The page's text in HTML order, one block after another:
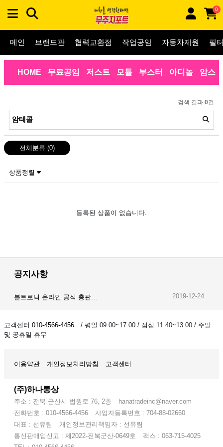
0
메인 브랜드관 협력교환점 작업공임 자동차제원 필
HOME 무료공임 저스트 모튤 부스터 아디놀 암스
검색 결과 0건
전체분류(0)
상품정렬
등록된 상품이 없습니다.
공지사항
암스오일 온라인 공식 총판… 2019-12-28
볼트로닉 온라인 공식 총판… 2019-12-24
고객센터 010-4566-4456 / 평일 09:00~17:00 / 점심 11:40~13:00 / 주말
및 공휴일 휴무
이용약관 개인정보처리방침 고객센터
(주)하나통상
주소 : 전북 군산시 법원로 76, 2층
hanatradeinc@naver.com
전화번호 : 010-4566-4456
사업자등록번호 : 704-88-02660
대표 : 선유림
개인정보관리책임자 : 선유림
통신판매업신고 : 제2022-전북군산-0649호
팩스 : 063-715-4025